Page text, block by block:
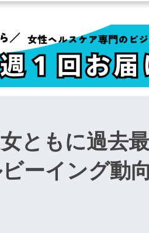
ともに過去
ーイング動